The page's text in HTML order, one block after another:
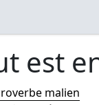
est
malien